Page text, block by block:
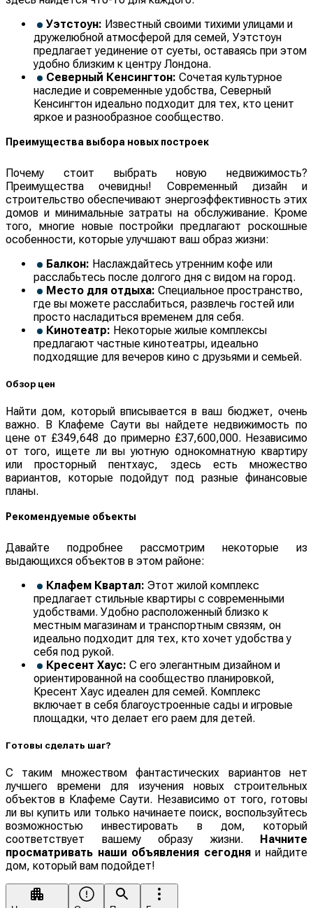
Уэтстоун: Известный своими тихими улицами и
дружелюбной атмосферой для семей, Уэтстоун
предлагает уединение от суеты, оставаясь при этом
удобно близким к центру Лондона.
Северный Кенсингтон: Сочетая культурное
наследие и современные удобства, Северный
Кенсингтон идеально подходит для тех, кто ценит
яркое и разнообразное сообщество.
Преимущества выбора новых построек
Почему стоит выбрать новую недвижимость?
Преимущества очевидны! Современный дизайн и
строительство обеспечивают энергоэффективность этих
домов и минимальные затраты на обслуживание. Кроме
того, многие новые постройки предлагают роскошные
особенности, которые улучшают ваш образ жизни:
Балкон: Наслаждайтесь утренним кофе или
расслабьтесь после долгого дня с видом на город.
Место для отдыха: Специальное пространство,
где вы можете расслабиться, развлечь гостей или
просто насладиться временем для себя.
Кинотеатр: Некоторые жилые комплексы
предлагают частные кинотеатры, идеально
подходящие для вечеров кино с друзьями и семьей.
Обзор цен
Найти дом, который вписывается в ваш бюджет, очень
важно. В Клафеме Саути вы найдете недвижимость по
цене от £349,648 до примерно £37,600,000. Независимо
от того, ищете ли вы уютную однокомнатную квартиру
или просторный пентхаус, здесь есть множество
вариантов, которые подойдут под разные финансовые
планы.
Рекомендуемые объекты
Давайте подробнее рассмотрим некоторые из
выдающихся объектов в этом районе:
Клафем Квартал: Этот жилой комплекс
предлагает стильные квартиры с современными
удобствами. Удобно расположенный близко к
местным магазинам и транспортным связям, он
идеально подходит для тех, кто хочет удобства у
себя под рукой.
Кресент Хаус: С его элегантным дизайном и
ориентированной на сообщество планировкой,
Кресент Хаус идеален для семей. Комплекс
включает в себя благоустроенные сады и игровые
площадки, что делает его раем для детей.
Готовы сделать шаг?
С таким множеством фантастических вариантов нет
лучшего времени для изучения новых строительных
объектов в Клафеме Саути. Независимо от того, готовы
ли вы купить или только начинаете поиск, воспользуйтесь
возможностью инвестировать в дом, который
соответствует вашему образу жизни. Начните
просматривать наши объявления сегодняи найдите
дом, который вам подойдет!